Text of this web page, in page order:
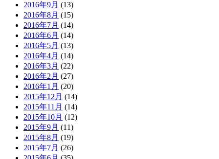
2016年9月 (13)
2016年8月 (15)
2016年7月 (14)
2016年6月 (14)
2016年5月 (13)
2016年4月 (14)
2016年3月 (22)
2016年2月 (27)
2016年1月 (20)
2015年12月 (14)
2015年11月 (14)
2015年10月 (12)
2015年9月 (11)
2015年8月 (19)
2015年7月 (26)